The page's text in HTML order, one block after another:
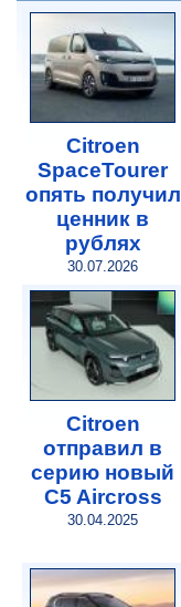
Citroen
SpaceTourer
опять получил
ценник в
рублях
30.07.2026
Citroen
отправил в
серию новый
C5 Aircross
30.04.2025